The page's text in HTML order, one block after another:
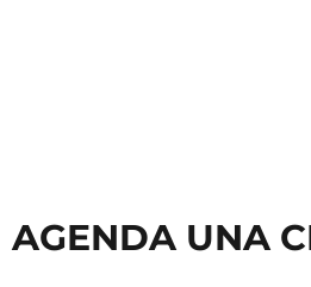
AGENDA UNA